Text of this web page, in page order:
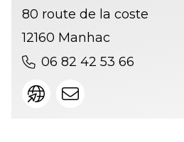
80 route de la coste
12160 Manhac
06 82 42 53 66